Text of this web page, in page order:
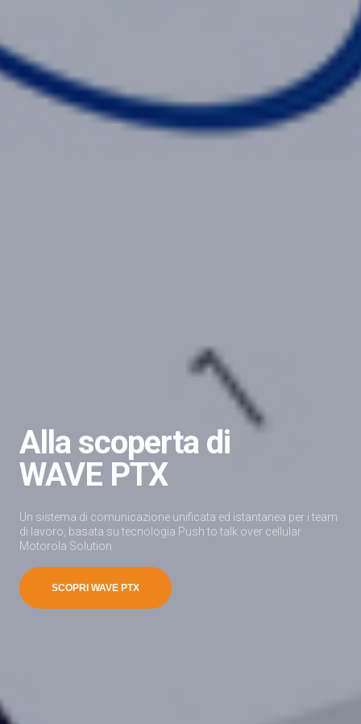
Alla scoperta di
WAVE PTX
Un sistema di comunicazione unificata ed istantanea per i team
di lavoro, basata su tecnologia Push to talk over cellular
Motorola Solution.
SCOPRI WAVE PTX